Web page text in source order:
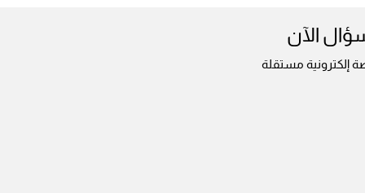
الآن
إلكترونية مستقلة